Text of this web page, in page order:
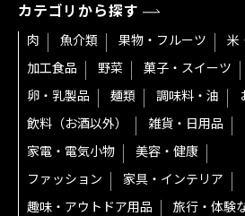
カテゴリから探す
肉 魚介類 果物・フルーツ
米
加工食品
野菜
菓子・スイーツ
卵・乳製品
麺類 調味料・油
飲料（お酒以外）
雑貨・日用品
家電・電気小物
美容・健康
ファッション
家具・インテリア
趣味・アウトドア用品
旅行・体験